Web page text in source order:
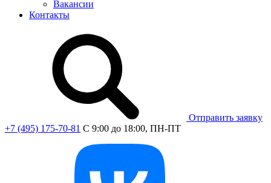
Вакансии
Контакты
Отправить заявку
+7 (495) 175-70-81 C 9:00 до 18:00, ПН-ПТ